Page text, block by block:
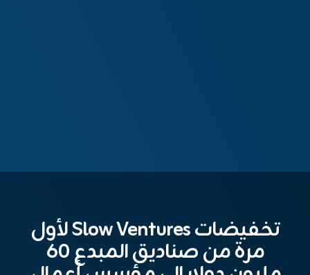
تخفيضات Slow Ventures لأول
مرة من صناديق المبدع 60